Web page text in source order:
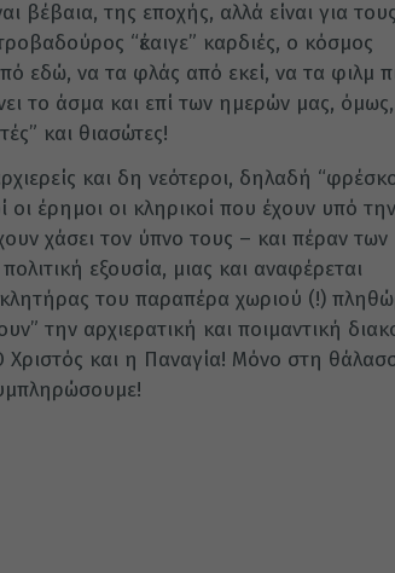
βέβαια, της εποχής, αλλά είναι για τους
“ἐκαιγε” καρδιές, ο κόσμος
εδώ, να τα φλάς από εκεί, να τα φιλμ
το άσμα και επί των ημερών μας,
και θιασώτες!
και δη νεότεροι, δηλαδή
οι έρημοι οι κληρικοί που έχουν υπό την
χάσει τον ύπνο τους – και πέραν των
εξουσία, μιας και αναφέρεται
κλητήρας του παραπέρα χωριού (!)
την αρχιερατική και ποιμαντική
Χριστός και η Παναγία! Μόνο στη